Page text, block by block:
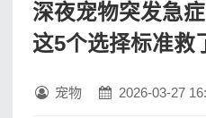
深夜宠物突发急
这5个选择标准救
宠物 2026-03-27